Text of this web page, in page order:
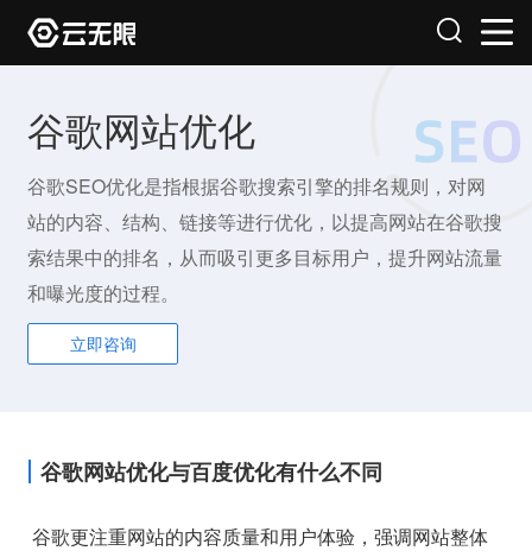
谷歌网站优化
谷歌SEO优化是指根据谷歌搜索引擎的排名规则，对网
站的内容、结构、链接等进行优化，以提高网站在谷歌搜
索结果中的排名，从而吸引更多目标用户，提升网站流量
和曝光度的过程。
立即咨询
谷歌网站优化与百度优化有什么不同
谷歌更注重网站的内容质量和用户体验，强调网站整体